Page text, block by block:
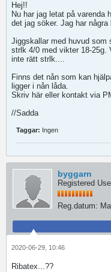
Hej!!
Nu har jag letat på varenda
det jag söker. Jag har
Jiggskallar med huvud som
strlk 4/0 med vikter 18-25g.
inte rätt strlk....
Finns det nån som kan
ligger i nån låda.
Skriv här eller kontakt via
//Sadda
Taggar: Ingen
byggarn
Registered
Reg.datum:
2020-06-29, 10:46
Ribatex...??